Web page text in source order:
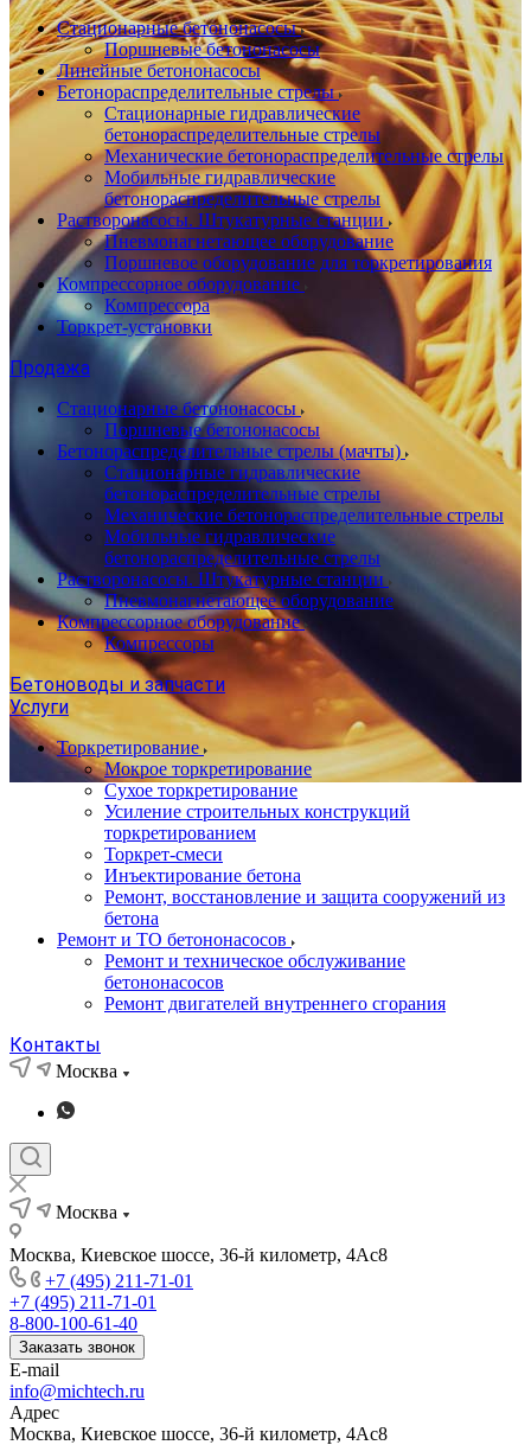
Стационарные бетононасосы
Поршневые бетононасосы
Линейные бетононасосы
Бетонораспределительные стрелы
Стационарные гидравлические
бетонораспределительные стрелы
Механические бетонораспределительные стрелы
Мобильные гидравлические
бетонораспределительные стрелы
Растворонасосы. Штукатурные станции
Пневмонагнетающее оборудование
Поршневое оборудование для торкретирования
Компрессорное оборудование
Компрессора
Торкрет-установки
Продажа
Стационарные бетононасосы
Поршневые бетононасосы
Бетонораспределительные стрелы (мачты)
Стационарные гидравлические
бетонораспределительные стрелы
Механические бетонораспределительные стрелы
Мобильные гидравлические
бетонораспределительные стрелы
Растворонасосы. Штукатурные станции
Пневмонагнетающее оборудование
Компрессорное оборудование
Компрессоры
Бетоноводы и запчасти
Услуги
Торкретирование
Мокрое торкретирование
Сухое торкретирование
Усиление строительных конструкций
торкретированием
Торкрет-смеси
Инъектирование бетона
Ремонт, восстановление и защита сооружений из
бетона
Ремонт и ТО бетононасосов
Ремонт и техническое обслуживание
бетононасосов
Ремонт двигателей внутреннего сгорания
Контакты
Москва
Москва
Москва, Киевское шоссе, 36-й километр, 4Ас8
+7 (495) 211-71-01
+7 (495) 211-71-01
8-800-100-61-40
Заказать звонок
E-mail
info@michtech.ru
Адрес
Москва, Киевское шоссе, 36-й километр, 4Ас8